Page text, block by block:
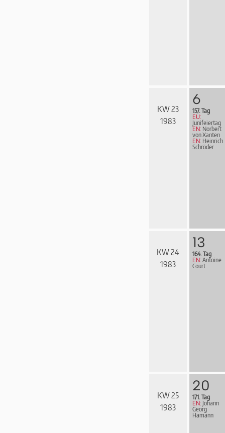
KW 23
1983
6
157. Tag
EU:
Junifeiertag
EN: Norbert
von Xanten
EN: Heinrich
Schröder
KW 24
1983
13
164. Tag
EN: Antoine
Court
KW 25
1983
20
171. Tag
EN: Johann
Georg
Hamann